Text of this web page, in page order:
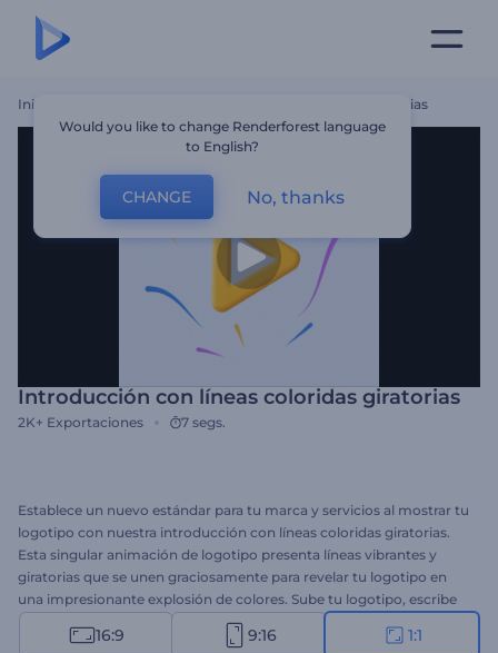
Inicio Introducción Con Líneas Coloridas Giratorias
Introducción con líneas coloridas giratorias
2K+ Exportaciones 7 segs.
Establece un nuevo estándar para tu marca y servicios al mostrar tu
logotipo con nuestra introducción con líneas coloridas giratorias.
Esta singular animación de logotipo presenta líneas vibrantes y
giratorias que se unen graciosamente para revelar tu logotipo en
una impresionante explosión de colores. Sube tu logotipo, escribe
tu eslogan, añade música de fondo y prepárate para una
introducción animada profesional que habla por sí misma. Perfecto
16:9 9:16 1:1
Would you like to change Renderforest language
to English?
CHANGE No, thanks